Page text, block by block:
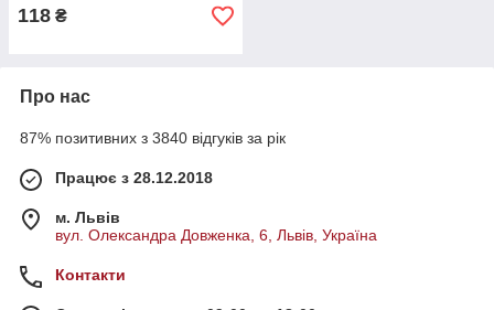
118 ₴
Про нас
87% позитивних з 3840 відгуків за рік
Працює з 28.12.2018
м. Львів
вул. Олександра Довженка, 6, Львів, Україна
Контакти